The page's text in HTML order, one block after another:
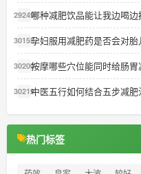
29249哪种减肥饮品能让我边喝边
30155孕妇服用减肥药是否会对胎
30200按摩哪些穴位能同时给肠胃
30219中医五行如何结合五步减肥
热门标签